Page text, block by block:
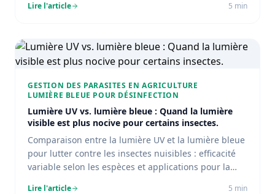
Lire l'article 5 min
GESTION DES PARASITES EN AGRICULTURE
LUMIÈRE BLEUE POUR DÉSINFECTION
Lumière UV vs. lumière bleue : Quand la lumière
visible est plus nocive pour certains insectes.
Comparaison entre la lumière UV et la lumière bleue
pour lutter contre les insectes nuisibles : efficacité
variable selon les espèces et applications pour la
Lire l'article 5 min